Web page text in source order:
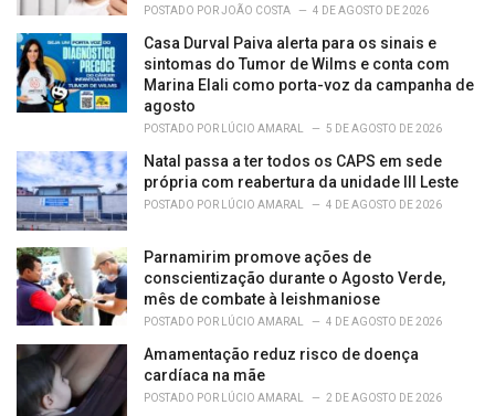
POSTADO PORJOÃO COSTA 4 DE AGOSTO DE 2026
Casa Durval Paiva alerta para os sinais e
sintomas do Tumor de Wilms e conta com
Marina Elali como porta-voz da campanha de
agosto
POSTADO POR LÚCIO AMARAL 5 DE AGOSTO DE 2026
Natal passa a ter todos os CAPS em sede
própria com reabertura da unidade III Leste
POSTADO POR LÚCIO AMARAL 4 DE AGOSTO DE 2026
Parnamirim promove ações de
conscientização durante o Agosto Verde,
mês de combate à leishmaniose
POSTADO POR LÚCIO AMARAL 4 DE AGOSTO DE 2026
Amamentação reduz risco de doença
cardíaca na mãe
POSTADO POR LÚCIO AMARAL 2 DE AGOSTO DE 2026